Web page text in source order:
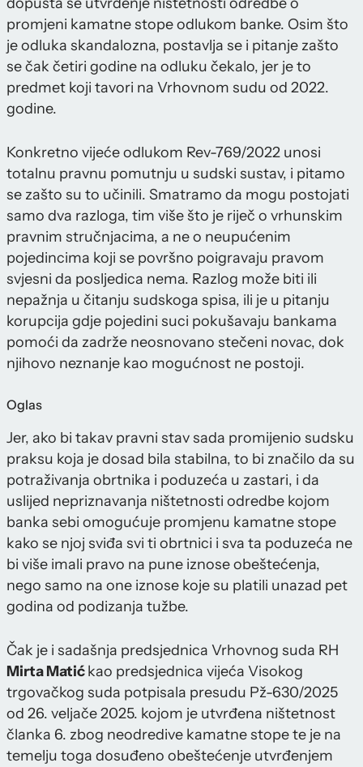
promjeni kamatne stope odlukom banke. Osim što
je odluka skandalozna, postavlja se i pitanje zašto
se čak četiri godine na odluku čekalo, jer je to
predmet koji tavori na Vrhovnom sudu od 2022.
godine.
Konkretno vijeće odlukom Rev-769/2022 unosi
totalnu pravnu pomutnju u sudski sustav, i pitamo
se zašto su to učinili. Smatramo da mogu postojati
samo dva razloga, tim više što je riječ o vrhunskim
pravnim stručnjacima, a ne o neupućenim
pojedincima koji se površno poigravaju pravom
svjesni da posljedica nema. Razlog može biti ili
nepažnja u čitanju sudskoga spisa, ili je u pitanju
korupcija gdje pojedini suci pokušavaju bankama
pomoći da zadrže neosnovano stečeni novac, dok
njihovo neznanje kao mogućnost ne postoji.
Oglas
Jer, ako bi takav pravni stav sada promijenio sudsku
praksu koja je dosad bila stabilna, to bi značilo da su
potraživanja obrtnika i poduzeća u zastari, i da
uslijed nepriznavanja ništetnosti odredbe kojom
banka sebi omogućuje promjenu kamatne stope
kako se njoj sviđa svi ti obrtnici i sva ta poduzeća ne
bi više imali pravo na pune iznose obeštećenja,
nego samo na one iznose koje su platili unazad pet
godina od podizanja tužbe.
Čak je i sadašnja predsjednica Vrhovnog suda RH
Mirta Matićkao predsjednica vijeća Visokog
trgovačkog suda potpisala presudu Pž-630/2025
od 26. veljače 2025. kojom je utvrđena ništetnost
članka 6. zbog neodredive kamatne stope te je na
temelju toga dosuđeno obeštećenje utvrđenjem